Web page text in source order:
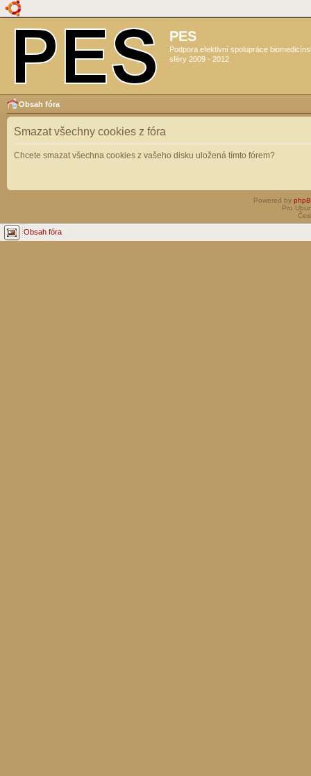
PES
Podpora efektivní spolupráce
sféry 2009 - 2012
Obsah fóra
Smazat všechny cookies z fóra
Chcete smazat všechna cookies z vašeho disku uložená tímto fórem?
Powered by
Pro
Obsah fóra